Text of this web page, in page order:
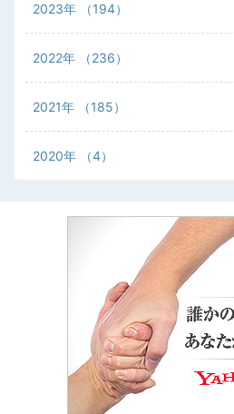
2023年 （194）
2022年 （236）
2021年 （185）
2020年 （4）